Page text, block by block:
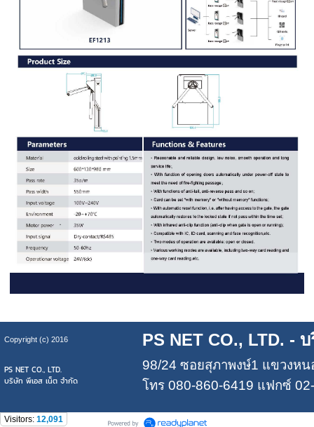
Copyright (c) 2016 PS NET CO., LTD. -
PS NET CO., LTD.
บริษัท พีเอส เน็ต จำกัด
98/24 ซอยสุภาพงษ์1 แขวงหน
โทร 080-860-6419 แฟกซ์
Visitors: 12,091